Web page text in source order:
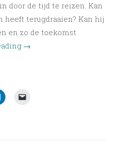
door de tijd te reizen. Kan
heeft terugdraaien? Kan hij
en zo de toekomst
→